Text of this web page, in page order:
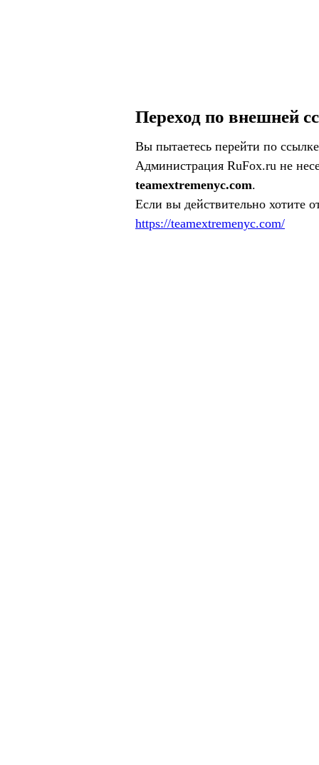
Переход по внешней
Вы пытаетесь перейти по
Администрация RuFox.ru не
teamextremenyc.com.
Если вы действительно хотите
https://teamextremenyc.com/